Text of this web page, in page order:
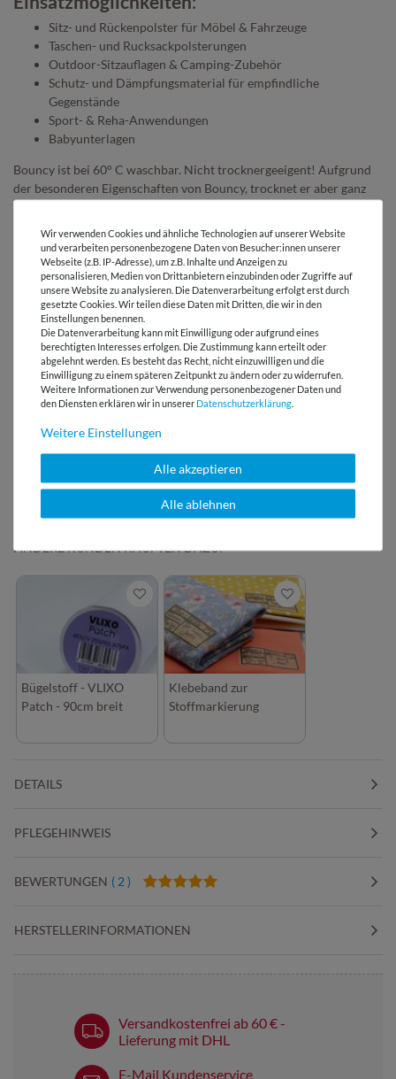
Sitz- und Rückenpolster für Möbel & Fahrzeuge
Taschen- und Rucksackpolsterungen
Outdoor-Sitzauflagen & Camping-Zubehör
Schutz- und Dämpfungsmaterial für empfindliche
Gegenstände
Sport- & Reha-Anwendungen
Babyunterlagen
Bouncy ist bei 60° C waschbar. Nicht trocknergeeigent! Aufgrund
der besonderen Eigenschaften von Bouncy, trocknet er aber ganz
Bouncy vereint Komfort, Langlebigkeit und Funktionalität in einer
innovativen Einlage. Eine ideale Alternative zu herkömmlichem
Schaumstoff – für langlebige, atmungsaktive und formstabile
Polsterlösungen!
ANDERE KUNDEN KAUFTEN DAZU:
Bügelstoff - VLIXO
Patch - 90cm breit
Klebeband zur
Stoffmarkierung
DETAILS
PFLEGEHINWEIS
BEWERTUNGEN ( 2 )
HERSTELLERINFORMATIONEN
Versandkostenfrei ab 60 € -
Lieferung mit DHL
E-Mail Kundenservice
Wir verwenden Cookies und ähnliche Technologien auf unserer Website
und verarbeiten personenbezogene Daten von Besucher:innen unserer
Webseite (z.B. IP-Adresse), um z.B. Inhalte und Anzeigen zu
personalisieren, Medien von Drittanbietern einzubinden oder Zugriffe auf
unsere Website zu analysieren. Die Datenverarbeitung erfolgt erst durch
gesetzte Cookies. Wir teilen diese Daten mit Dritten, die wir in den
Einstellungen benennen.
Die Datenverarbeitung kann mit Einwilligung oder aufgrund eines
berechtigten Interesses erfolgen. Die Zustimmung kann erteilt oder
abgelehnt werden. Es besteht das Recht, nicht einzuwilligen und die
Einwilligung zu einem späteren Zeitpunkt zu ändern oder zu widerrufen.
Weitere Informationen zur Verwendung personenbezogener Daten und
den Diensten erklären wir in unserer Daten­schutz­erklärung
Weitere Einstellungen
Alle akzeptieren
Alle ablehnen